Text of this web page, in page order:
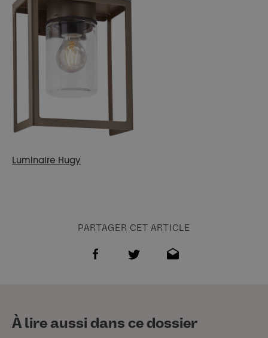
Luminaire Hugy
PARTAGER CET ARTICLE
À lire aussi dans ce dossier